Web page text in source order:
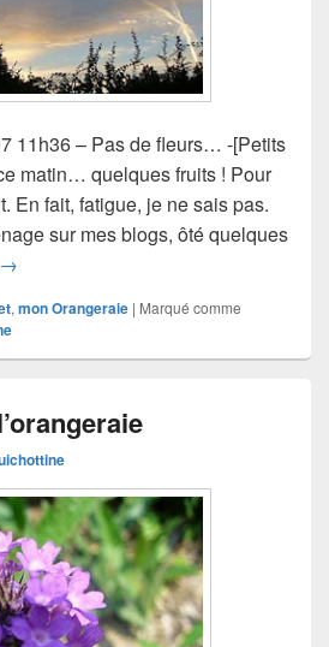
11h36 – Pas de fleurs… -[Petits
matin… quelques fruits ! Pour
En fait, fatigue, je ne sais pas.
sur mes blogs, ôté quelques
Les questions dans l’Orangeraie
→
, mon Orangeraie | Marqué comme